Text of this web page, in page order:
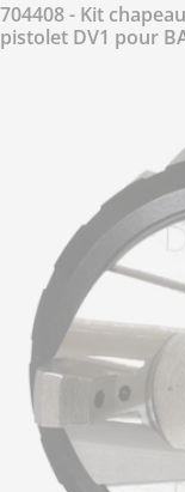
704408 - Kit
pistolet DV1 pour
le média 0 en